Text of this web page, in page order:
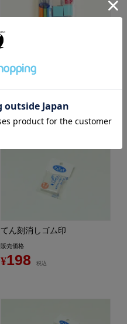
創作ゴムハンセット
2,530
てん刻消しゴム印
販売価格
¥198 税込